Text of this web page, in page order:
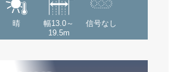
晴
幅13.0～
19.5m
信号なし